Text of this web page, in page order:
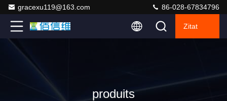
gracexu119@163.com 86-028-67834796
Zitat
produits